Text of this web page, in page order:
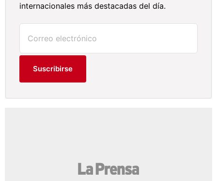
internacionales más destacadas del día.
Suscribirse